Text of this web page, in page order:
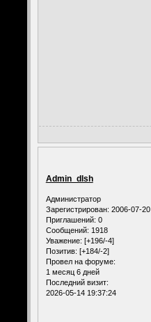
Admin_dlsh
Администратор
Зарегистрирован: 2006-07-20
Приглашений: 0
Сообщений: 1918
Уважение: [+196/-4]
Позитив: [+184/-2]
Провел на форуме:
1 месяц 6 дней
Последний визит:
2026-05-14 19:37:24